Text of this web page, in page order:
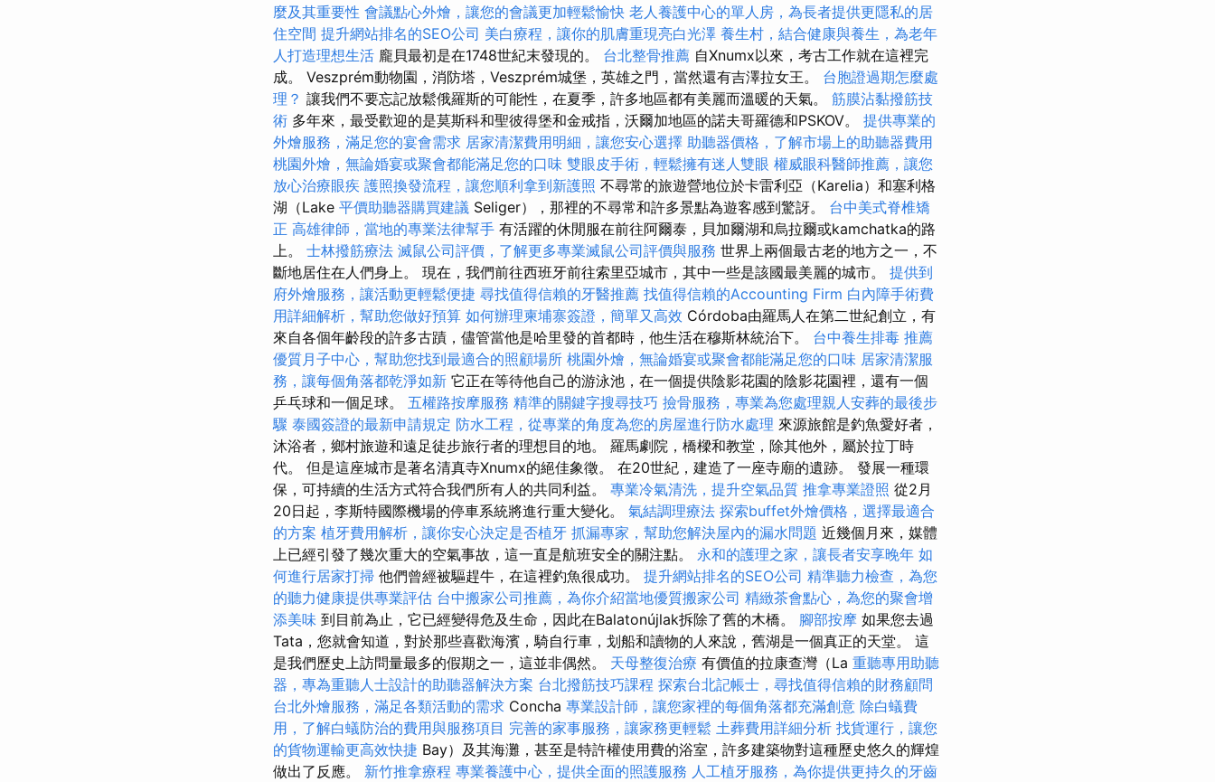
麼及其重要性 會議點心外燴，讓您的會議更加輕鬆愉快 老人養護中心的單人房，為長者提供更隱私的居
住空間 提升網站排名的SEO公司 美白療程，讓你的肌膚重現亮白光澤 養生村，結合健康與養生，為老年
人打造理想生活 龐貝最初是在1748世紀末發現的。 台北整骨推薦 自Xnumx以來，考古工作就在這裡完
成。 Veszprém動物園，消防塔，Veszprém城堡，英雄之門，當然還有吉澤拉女王。 台胞證過期怎麼處
理？ 讓我們不要忘記放鬆俄羅斯的可能性，在夏季，許多地區都有美麗而溫暖的天氣。 筋膜沾黏撥筋技
術 多年來，最受歡迎的是莫斯科和聖彼得堡和金戒指，沃爾加地區的諾夫哥羅德和PSKOV。 提供專業的
外燴服務，滿足您的宴會需求 居家清潔費用明細，讓您安心選擇 助聽器價格，了解市場上的助聽器費用
桃園外燴，無論婚宴或聚會都能滿足您的口味 雙眼皮手術，輕鬆擁有迷人雙眼 權威眼科醫師推薦，讓您
放心治療眼疾 護照換發流程，讓您順利拿到新護照 不尋常的旅遊營地位於卡雷利亞（Karelia）和塞利格
湖（Lake 平價助聽器購買建議 Seliger），那裡的不尋常和許多景點為遊客感到驚訝。 台中美式脊椎矯
正 高雄律師，當地的專業法律幫手 有活躍的休閒服在前往阿爾泰，貝加爾湖和烏拉爾或kamchatka的路
上。 士林撥筋療法 滅鼠公司評價，了解更多專業滅鼠公司評價與服務 世界上兩個最古老的地方之一，不
斷地居住在人們身上。 現在，我們前往西班牙前往索里亞城市，其中一些是該國最美麗的城市。 提供到
府外燴服務，讓活動更輕鬆便捷 尋找值得信賴的牙醫推薦 找值得信賴的Accounting Firm 白內障手術費
用詳細解析，幫助您做好預算 如何辦理柬埔寨簽證，簡單又高效 Córdoba由羅馬人在第二世紀創立，有
來自各個年齡段的許多古蹟，儘管當他是哈里發的首都時，他生活在穆斯林統治下。 台中養生排毒 推薦
優質月子中心，幫助您找到最適合的照顧場所 桃園外燴，無論婚宴或聚會都能滿足您的口味 居家清潔服
務，讓每個角落都乾淨如新 它正在等待他自己的游泳池，在一個提供陰影花園的陰影花園裡，還有一個
乒乓球和一個足球。 五權路按摩服務 精準的關鍵字搜尋技巧 撿骨服務，專業為您處理親人安葬的最後步
驟 泰國簽證的最新申請規定 防水工程，從專業的角度為您的房屋進行防水處理 來源旅館是釣魚愛好者，
沐浴者，鄉村旅遊和遠足徒步旅行者的理想目的地。 羅馬劇院，橋樑和教堂，除其他外，屬於拉丁時
代。 但是這座城市是著名清真寺Xnumx的絕佳象徵。 在20世紀，建造了一座寺廟的遺跡。 發展一種環
保，可持續的生活方式符合我們所有人的共同利益。 專業冷氣清洗，提升空氣品質 推拿專業證照 從2月
20日起，李斯特國際機場的停車系統將進行重大變化。 氣結調理療法 探索buffet外燴價格，選擇最適合
的方案 植牙費用解析，讓你安心決定是否植牙 抓漏專家，幫助您解決屋內的漏水問題 近幾個月來，媒體
上已經引發了幾次重大的空氣事故，這一直是航班安全的關注點。 永和的護理之家，讓長者安享晚年 如
何進行居家打掃 他們曾經被驅趕牛，在這裡釣魚很成功。 提升網站排名的SEO公司 精準聽力檢查，為您
的聽力健康提供專業評估 台中搬家公司推薦，為你介紹當地優質搬家公司 精緻茶會點心，為您的聚會增
添美味 到目前為止，它已經變得危及生命，因此在Balatonújlak拆除了舊的木橋。 腳部按摩 如果您去過
Tata，您就會知道，對於那些喜歡海濱，騎自行車，划船和讀物的人來說，舊湖是一個真正的天堂。 這
是我們歷史上訪問量最多的假期之一，這並非偶然。 天母整復治療 有價值的拉康查灣（La 重聽專用助聽
器，專為重聽人士設計的助聽器解決方案 台北撥筋技巧課程 探索台北記帳士，尋找值得信賴的財務顧問
台北外燴服務，滿足各類活動的需求 Concha 專業設計師，讓您家裡的每個角落都充滿創意 除白蟻費
用，了解白蟻防治的費用與服務項目 完善的家事服務，讓家務更輕鬆 土葬費用詳細分析 找貨運行，讓您
的貨物運輸更高效快捷 Bay）及其海灘，甚至是特許權使用費的浴室，許多建築物對這種歷史悠久的輝煌
做出了反應。 新竹推拿療程 專業養護中心，提供全面的照護服務 人工植牙服務，為你提供更持久的牙齒